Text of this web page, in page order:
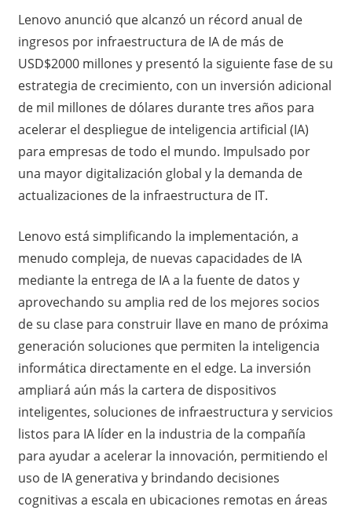
Lenovo anunció que alcanzó un récord anual de
ingresos por infraestructura de IA de más de
USD$2000 millones y presentó la siguiente fase de su
estrategia de crecimiento, con un inversión adicional
de mil millones de dólares durante tres años para
acelerar el despliegue de inteligencia artificial (IA)
para empresas de todo el mundo. Impulsado por
una mayor digitalización global y la demanda de
actualizaciones de la infraestructura de IT.
Lenovo está simplificando la implementación, a
menudo compleja, de nuevas capacidades de IA
mediante la entrega de IA a la fuente de datos y
aprovechando su amplia red de los mejores socios
de su clase para construir llave en mano de próxima
generación soluciones que permiten la inteligencia
informática directamente en el edge. La inversión
ampliará aún más la cartera de dispositivos
inteligentes, soluciones de infraestructura y servicios
listos para IA líder en la industria de la compañía
para ayudar a acelerar la innovación, permitiendo el
uso de IA generativa y brindando decisiones
cognitivas a escala en ubicaciones remotas en áreas